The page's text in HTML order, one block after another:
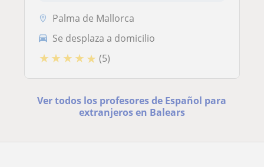
Palma de Mallorca
Se desplaza a domicilio
★ ★ ★ ★ ★ (5)
Ver todos los profesores de Español para
extranjeros en Balears